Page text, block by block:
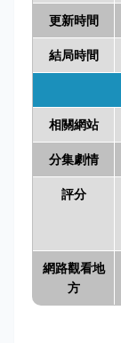
更新時間
結局時間
相關網站
分集劇情
評分
網路觀看地
方